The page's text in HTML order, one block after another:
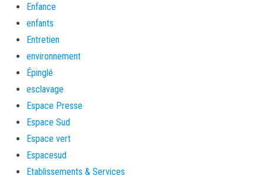
Enfance
enfants
Entretien
environnement
Épinglé
esclavage
Espace Presse
Espace Sud
Espace vert
Espacesud
Etablissements & Services